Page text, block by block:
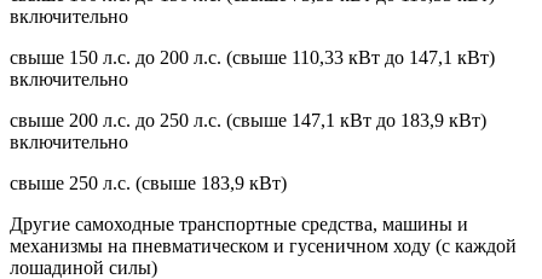
включительно
свыше 150 л.с. до 200 л.с. (свыше 110,33 кВт до 147,1 кВт)
включительно
свыше 200 л.с. до 250 л.с. (свыше 147,1 кВт до 183,9 кВт)
включительно
свыше 250 л.с. (свыше 183,9 кВт)
Другие самоходные транспортные средства, машины и
механизмы на пневматическом и гусеничном ходу (с каждой
лошадиной силы)